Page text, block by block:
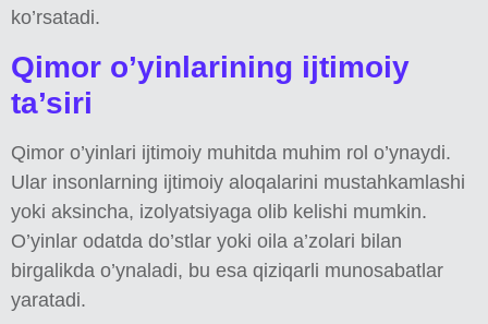
ko’rsatadi.
Qimor o’yinlarining ijtimoiy
ta’siri
Qimor o’yinlari ijtimoiy muhitda muhim rol o’ynaydi.
Ular insonlarning ijtimoiy aloqalarini mustahkamlashi
yoki aksincha, izolyatsiyaga olib kelishi mumkin.
O’yinlar odatda do’stlar yoki oila a’zolari bilan
birgalikda o’ynaladi, bu esa qiziqarli munosabatlar
yaratadi.